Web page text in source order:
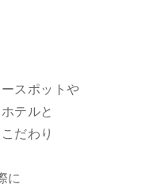
スポットや
テルと
だわり
に